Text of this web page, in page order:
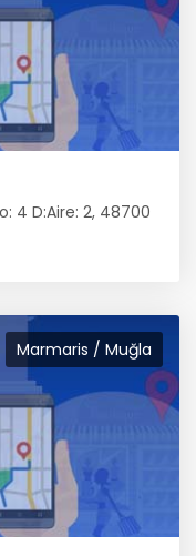
4 D:Aire: 2, 48700
Marmaris / Muğla